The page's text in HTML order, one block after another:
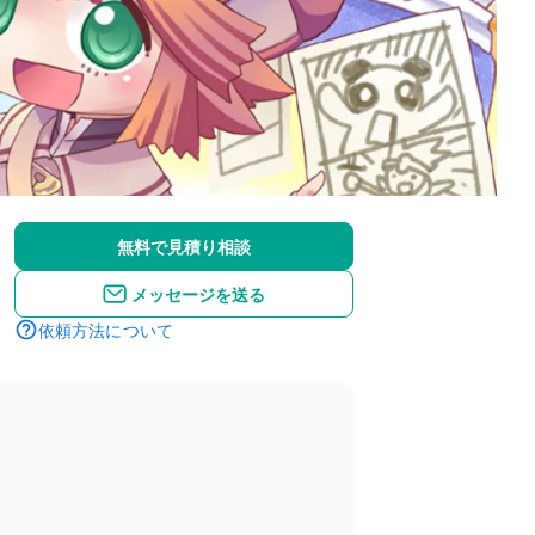
無料で見積り相談
メッセージを送る
依頼方法について